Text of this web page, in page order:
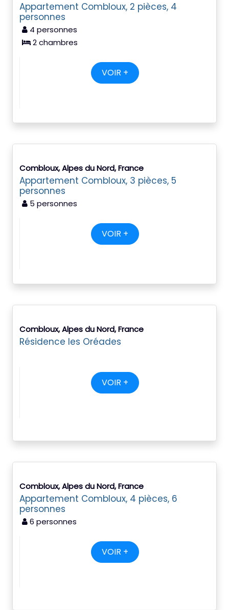
Appartement Combloux, 2 pièces, 4
personnes
4 personnes
2 chambres
VOIR +
Combloux, Alpes du Nord, France
Appartement Combloux, 3 pièces, 5
personnes
5 personnes
VOIR +
Combloux, Alpes du Nord, France
Résidence les Oréades
VOIR +
Combloux, Alpes du Nord, France
Appartement Combloux, 4 pièces, 6
personnes
6 personnes
VOIR +